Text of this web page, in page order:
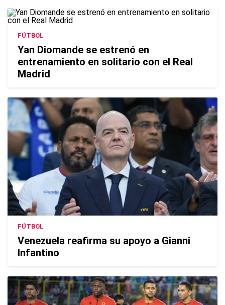
FÚTBOL
Yan Diomande se estrenó en
entrenamiento en solitario con el Real
Madrid
FÚTBOL
Venezuela reafirma su apoyo a Gianni
Infantino